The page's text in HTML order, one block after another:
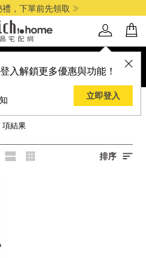
，下單前先領取
入解鎖更多優惠與功能！
立即登入
項結果
排序